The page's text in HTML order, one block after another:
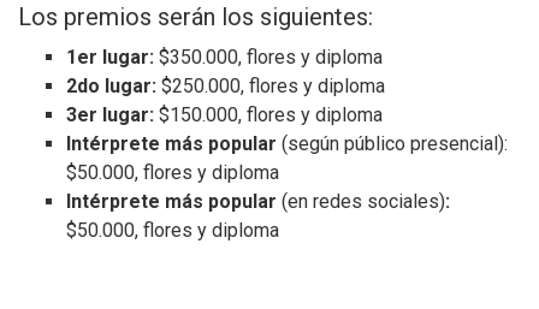
Los premios serán los siguientes:
1er lugar: $350.000, flores y diploma
2do lugar: $250.000, flores y diploma
3er lugar: $150.000, flores y diploma
Intérprete más popular (según público presencial):
$50.000, flores y diploma
Intérprete más popular (en redes sociales):
$50.000, flores y diploma